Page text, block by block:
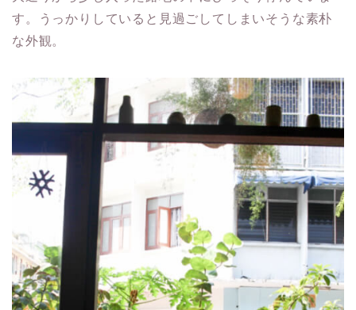
す。うっかりしていると見過ごしてしまいそうな素朴
な外観。